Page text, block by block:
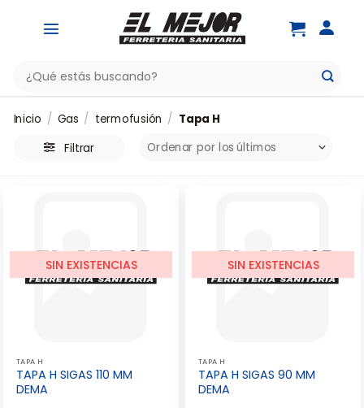
Buscar
por:
Inicio / Gas / termofusión / Tapa H
Filtrar
SIN EXISTENCIAS
TAPA H
TAPA H SIGAS 110 MM
DEMA
SIN EXISTENCIAS
TAPA H
TAPA H SIGAS 90 MM
DEMA